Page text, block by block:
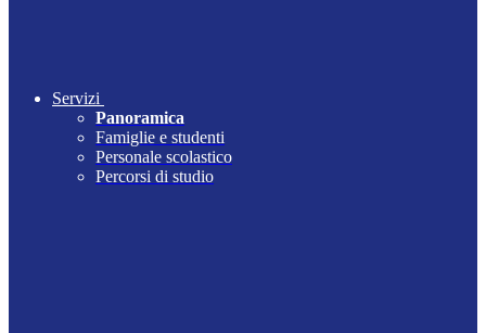
Servizi
Panoramica
Famiglie e studenti
Personale scolastico
Percorsi di studio